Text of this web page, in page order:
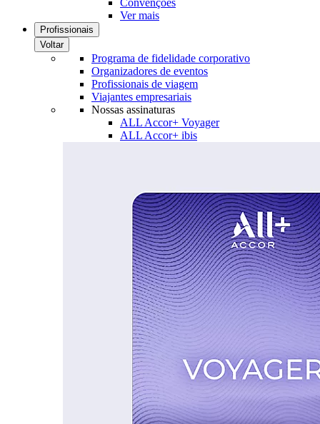
Convenções
Ver mais
Profissionais
Voltar
Programa de fidelidade corporativo
Organizadores de eventos
Profissionais de viagem
Viajantes empresariais
Nossas assinaturas
ALL Accor+ Voyager
ALL Accor+ ibis